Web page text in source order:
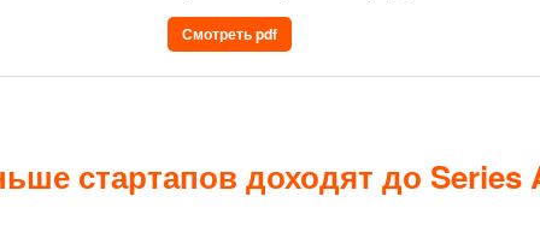
Смотреть pdf
стартапов доходят до Series